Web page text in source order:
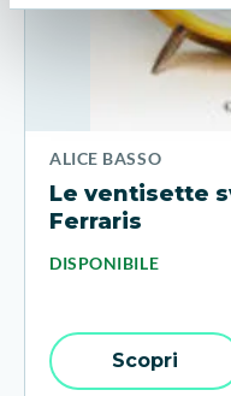
ALICE BASSO
Le ventisette
Ferraris
DISPONIBILE
Scopri